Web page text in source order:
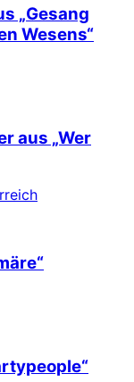
„Gesang
Wesens“
aus „Wer